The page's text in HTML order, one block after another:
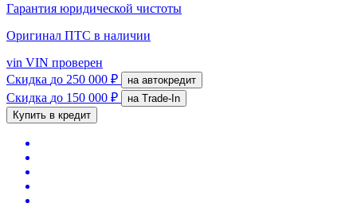
Гарантия юридической чистоты
Оригинал ПТС в наличии
vin VIN проверен
Скидка до 250 000 ₽ на автокредит
Скидка до 150 000 ₽
на Trade-In
Купить в кредит